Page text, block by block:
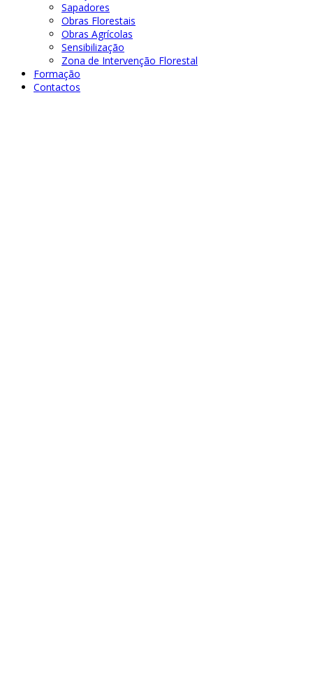
Sapadores
Obras Florestais
Obras Agrícolas
Sensibilização
Zona de Intervenção Florestal
Formação
Contactos